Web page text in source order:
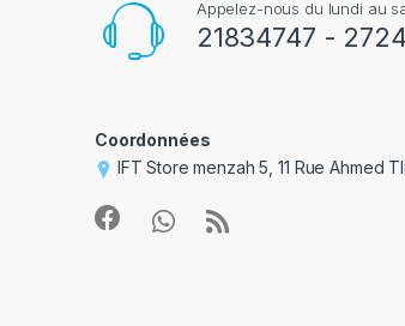
Appelez-nous du lundi au
21834747 -
Coordonnées
IFT Store menzah 5, 11 Rue Ahmed